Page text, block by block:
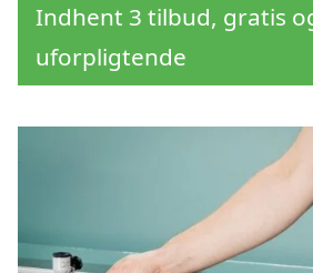
Indhent 3 tilbud, gratis
uforpligtende